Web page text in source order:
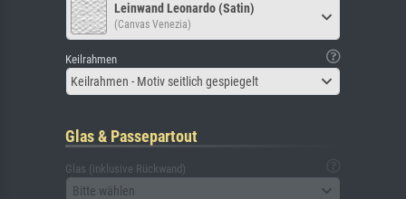
Leinwand Leonardo (Satin)
(Canvas Venezia)
Keilrahmen
Keilrahmen - Motiv seitlich gespiegelt
Glas & Passepartout
Glas (inklusive Rückwand)
Bitte wählen